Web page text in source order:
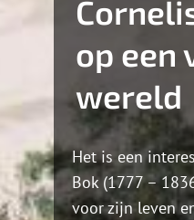
op een
wereld
Het is een
Bok (1777 –
voor zijn leven